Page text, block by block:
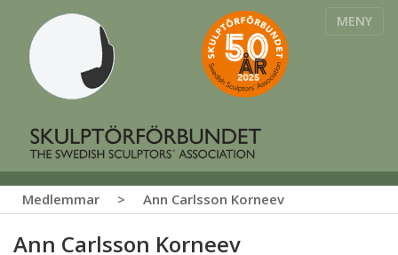
MENY
Medlemmar > Ann Carlsson Korneev
Ann Carlsson Korneev